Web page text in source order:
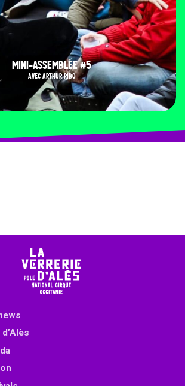
MINI-ASSEMBLÉE #5
AVEC ARTHUR RIBO